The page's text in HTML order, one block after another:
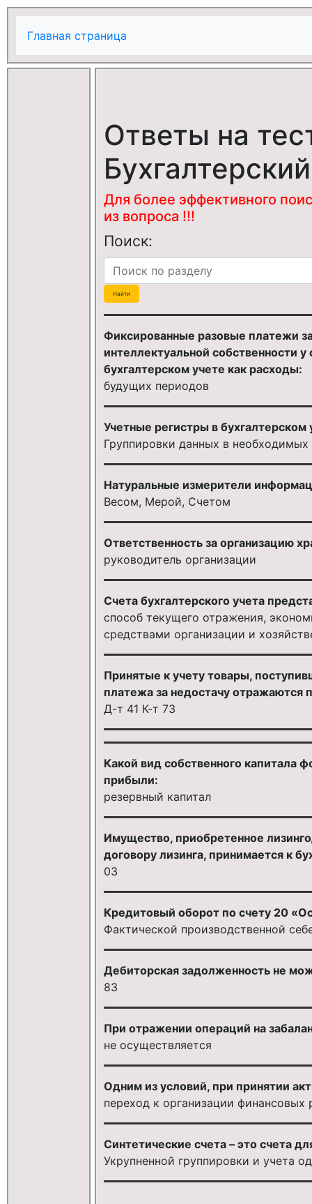
Главная страница
Ответы на
Для более эффективного
из вопроса !!!
Поиск:
Фиксированные разовые платежи
интеллектуальной собственности
бухгалтерском учете как расходы:
будущих периодов
Учетные регистры в бухгалтерском
Группировки данных в необходимых
Натуральные измерители
Весом, Мерой, Счетом
Ответственность за организацию
руководитель организации
Счета бухгалтерского учета
способ текущего отражения,
средствами организации и
Принятые к учету товары,
платежа за недостачу отражаются
Д-т 41 К-т 73
Какой вид собственного капитала
прибыли:
резервный капитал
Имущество, приобретенное
договору лизинга, принимается к
03
Кредитовый оборот по счету 20
Фактической производственной
Дебиторская задолженность не
83
При отражении операций на
не осуществляется
Одним из условий, при принятии
переход к организации
Синтетические счета – это счета
Укрупненной группировки и учета